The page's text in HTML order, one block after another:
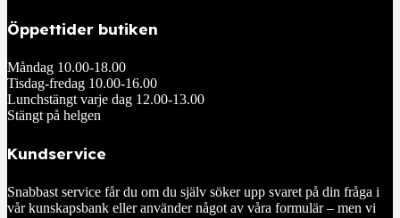
Öppettider butiken
Måndag 10.00-18.00
Tisdag-fredag 10.00-16.00
Lunchstängt varje dag 12.00-13.00
Stängt på helgen
Kundservice
Snabbast service får du om du själv söker upp svaret på din fråga i
vår kunskapsbank eller använder något av våra formulär – men vi